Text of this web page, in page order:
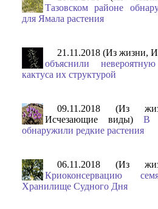
Тазовском районе
для Ямала растения
21.11.2018 (Из жизни,
объяснили
кактуса их структурой
09.11.2018 (Из
Исчезающие виды) В
обнаружили редкие растения
06.11.2018 (Из
Криоконсервацию
Хранилище Судного Дня